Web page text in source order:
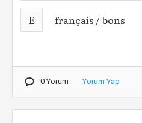
E français / bons
0 Yorum Yorum Yap